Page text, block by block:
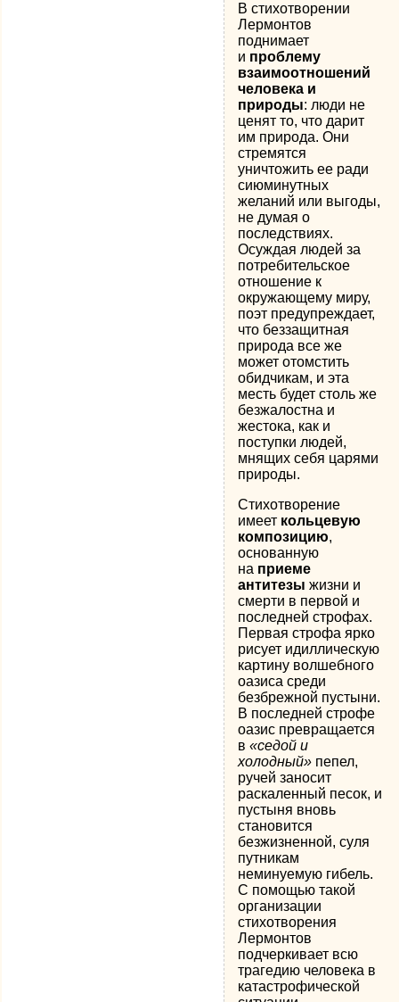
В стихотворении
Лермонтов
поднимает
и проблему
взаимоотношений
человека и
природы: люди не
ценят то, что дарит
им природа. Они
стремятся
уничтожить ее ради
сиюминутных
желаний или выгоды,
не думая о
последствиях.
Осуждая людей за
потребительское
отношение к
окружающему миру,
поэт предупреждает,
что беззащитная
природа все же
может отомстить
обидчикам, и эта
месть будет столь же
безжалостна и
жестока, как и
поступки людей,
мнящих себя царями
природы.
Стихотворение
имеет кольцевую
композицию,
основанную
на приеме
антитезы жизни и
смерти в первой и
последней строфах.
Первая строфа ярко
рисует идиллическую
картину волшебного
оазиса среди
безбрежной пустыни.
В последней строфе
оазис превращается
в«седой и
холодный» пепел,
ручей заносит
раскаленный песок, и
пустыня вновь
становится
безжизненной, суля
путникам
неминуемую гибель.
С помощью такой
организации
стихотворения
Лермонтов
подчеркивает всю
трагедию человека в
катастрофической